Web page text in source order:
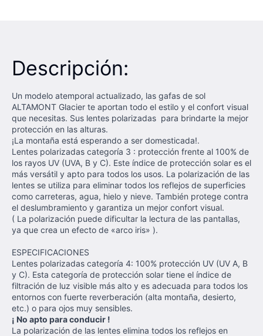
Descripción:
Un modelo atemporal actualizado, las gafas de sol
ALTAMONT Glacier te aportan todo el estilo y el confort visual
que necesitas. Sus lentes polarizadas para brindarte la mejor
protección en las alturas.
¡La montaña está esperando a ser domesticada!.
Lentes polarizadas categoría 3 : protección frente al 100% de
los rayos UV (UVA, B y C). Este índice de protección solar es el
más versátil y apto para todos los usos. La polarización de las
lentes se utiliza para eliminar todos los reflejos de superficies
como carreteras, agua, hielo y nieve. También protege contra
el deslumbramiento y garantiza un mejor confort visual.
( La polarización puede dificultar la lectura de las pantallas,
ya que crea un efecto de «arco iris» ).
ESPECIFICACIONES
Lentes polarizadas categoría 4: 100% protección UV (UV A, B
y C). Esta categoría de protección solar tiene el índice de
filtración de luz visible más alto y es adecuada para todos los
entornos con fuerte reverberación (alta montaña, desierto,
etc.) o para ojos muy sensibles.
¡ No apto para conducir !
La polarización de las lentes elimina todos los reflejos en